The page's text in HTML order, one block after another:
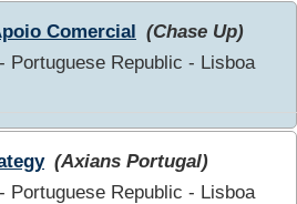
Comercial (Chase Up)
Portuguese Republic - Lisboa
(Axians Portugal)
Portuguese Republic - Lisboa